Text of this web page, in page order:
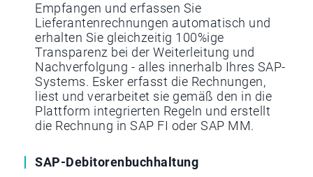
Empfangen und erfassen Sie
Lieferantenrechnungen automatisch und
erhalten Sie gleichzeitig 100%ige
Transparenz bei der Weiterleitung und
Nachverfolgung - alles innerhalb Ihres SAP-
Systems. Esker erfasst die Rechnungen,
liest und verarbeitet sie gemäß den in die
Plattform integrierten Regeln und erstellt
die Rechnung in SAP FI oder SAP MM.
SAP-Debitorenbuchhaltung